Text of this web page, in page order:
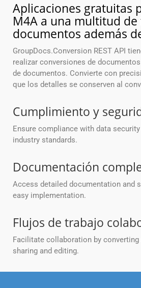
Aplicaciones gratuitas
M4A a una multitud
documentos además
GroupDocs.Conversion REST API
realizar conversiones de
de documentos. Convierte con
que los detalles se conserven al
Cumplimiento y
Ensure compliance with data
industry standards.
Documentación
Access detailed documentation and
easy implementation.
Flujos de trabajo
Facilitate collaboration by
sharing and editing.